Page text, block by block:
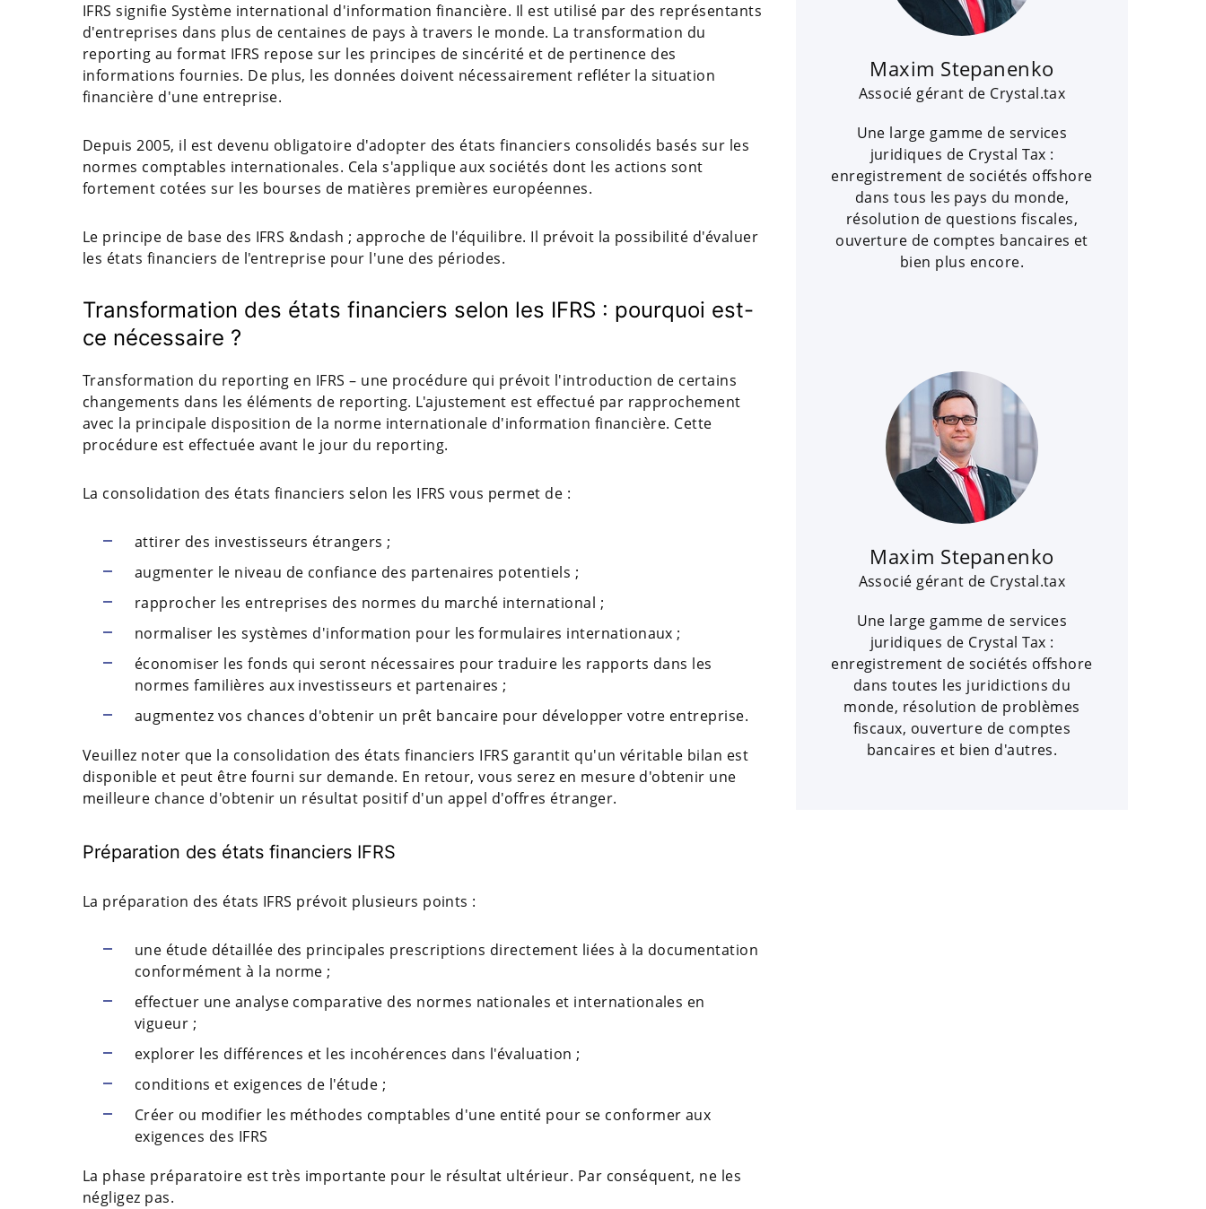
IFRS signifie Système international d'information financière. Il est utilisé par des représentants
d'entreprises dans plus de centaines de pays à travers le monde. La transformation du
reporting au format IFRS repose sur les principes de sincérité et de pertinence des
informations fournies. De plus, les données doivent nécessairement refléter la situation
financière d'une entreprise.
Depuis 2005, il est devenu obligatoire d'adopter des états financiers consolidés basés sur les
normes comptables internationales. Cela s'applique aux sociétés dont les actions sont
fortement cotées sur les bourses de matières premières européennes.
Le principe de base des IFRS &ndash ; approche de l'équilibre. Il prévoit la possibilité d'évaluer
les états financiers de l'entreprise pour l'une des périodes.
Transformation des états financiers selon les IFRS : pourquoi est-
ce nécessaire ?
Transformation du reporting en IFRS – une procédure qui prévoit l'introduction de certains
changements dans les éléments de reporting. L'ajustement est effectué par rapprochement
avec la principale disposition de la norme internationale d'information financière. Cette
procédure est effectuée avant le jour du reporting.
La consolidation des états financiers selon les IFRS vous permet de :
attirer des investisseurs étrangers ;
augmenter le niveau de confiance des partenaires potentiels ;
rapprocher les entreprises des normes du marché international ;
normaliser les systèmes d'information pour les formulaires internationaux ;
économiser les fonds qui seront nécessaires pour traduire les rapports dans les
normes familières aux investisseurs et partenaires ;
augmentez vos chances d'obtenir un prêt bancaire pour développer votre entreprise.
Veuillez noter que la consolidation des états financiers IFRS garantit qu'un véritable bilan est
disponible et peut être fourni sur demande. En retour, vous serez en mesure d'obtenir une
meilleure chance d'obtenir un résultat positif d'un appel d'offres étranger.
Préparation des états financiers IFRS
La préparation des états IFRS prévoit plusieurs points :
une étude détaillée des principales prescriptions directement liées à la documentation
conformément à la norme ;
effectuer une analyse comparative des normes nationales et internationales en
vigueur ;
explorer les différences et les incohérences dans l'évaluation ;
conditions et exigences de l'étude ;
Créer ou modifier les méthodes comptables d'une entité pour se conformer aux
exigences des IFRS
La phase préparatoire est très importante pour le résultat ultérieur. Par conséquent, ne les
négligez pas.
Maxim Stepanenko
Associé gérant de Crystal.tax
Une large gamme de services
juridiques de Crystal Tax :
enregistrement de sociétés offshore
dans tous les pays du monde,
résolution de questions fiscales,
ouverture de comptes bancaires et
bien plus encore.
Maxim Stepanenko
Associé gérant de Crystal.tax
Une large gamme de services
juridiques de Crystal Tax :
enregistrement de sociétés offshore
dans toutes les juridictions du
monde, résolution de problèmes
fiscaux, ouverture de comptes
bancaires et bien d'autres.